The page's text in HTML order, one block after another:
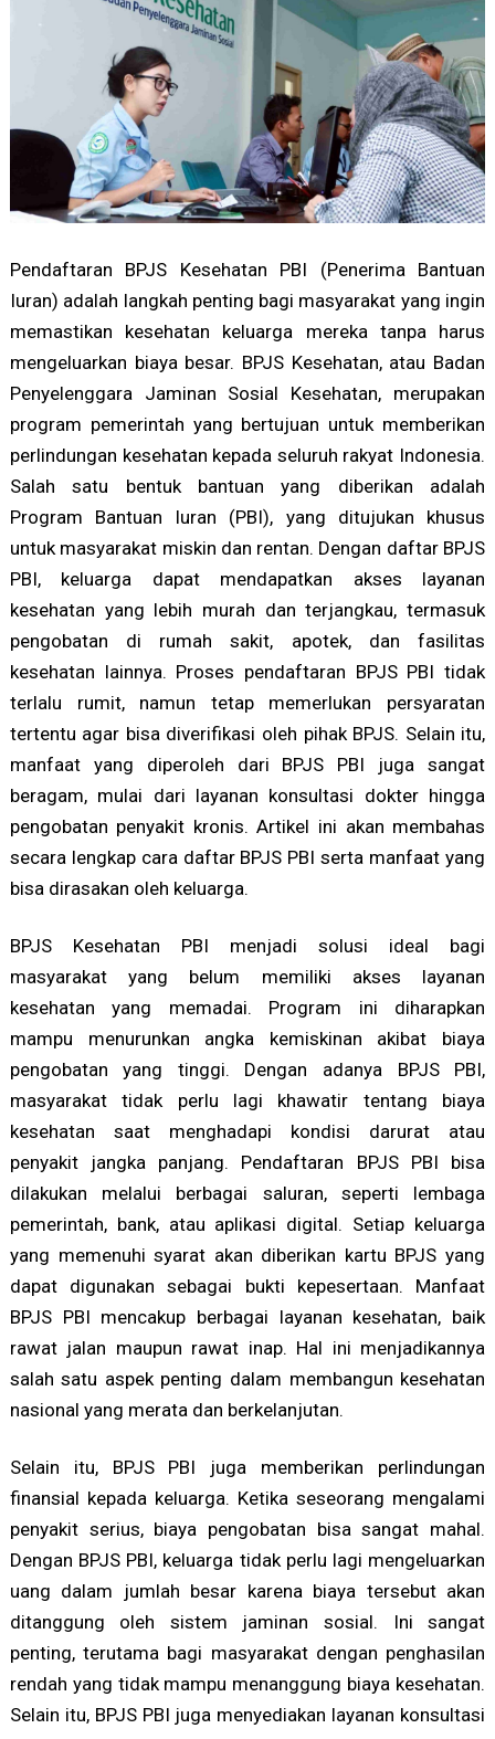
Pendaftaran BPJS Kesehatan PBI (Penerima Bantuan
Iuran) adalah langkah penting bagi masyarakat yang ingin
memastikan kesehatan keluarga mereka tanpa harus
mengeluarkan biaya besar. BPJS Kesehatan, atau Badan
Penyelenggara Jaminan Sosial Kesehatan, merupakan
program pemerintah yang bertujuan untuk memberikan
perlindungan kesehatan kepada seluruh rakyat Indonesia.
Salah satu bentuk bantuan yang diberikan adalah
Program Bantuan Iuran (PBI), yang ditujukan khusus
untuk masyarakat miskin dan rentan. Dengan daftar BPJS
PBI, keluarga dapat mendapatkan akses layanan
kesehatan yang lebih murah dan terjangkau, termasuk
pengobatan di rumah sakit, apotek, dan fasilitas
kesehatan lainnya. Proses pendaftaran BPJS PBI tidak
terlalu rumit, namun tetap memerlukan persyaratan
tertentu agar bisa diverifikasi oleh pihak BPJS. Selain itu,
manfaat yang diperoleh dari BPJS PBI juga sangat
beragam, mulai dari layanan konsultasi dokter hingga
pengobatan penyakit kronis. Artikel ini akan membahas
secara lengkap cara daftar BPJS PBI serta manfaat yang
bisa dirasakan oleh keluarga.
BPJS Kesehatan PBI menjadi solusi ideal bagi
masyarakat yang belum memiliki akses layanan
kesehatan yang memadai. Program ini diharapkan
mampu menurunkan angka kemiskinan akibat biaya
pengobatan yang tinggi. Dengan adanya BPJS PBI,
masyarakat tidak perlu lagi khawatir tentang biaya
kesehatan saat menghadapi kondisi darurat atau
penyakit jangka panjang. Pendaftaran BPJS PBI bisa
dilakukan melalui berbagai saluran, seperti lembaga
pemerintah, bank, atau aplikasi digital. Setiap keluarga
yang memenuhi syarat akan diberikan kartu BPJS yang
dapat digunakan sebagai bukti kepesertaan. Manfaat
BPJS PBI mencakup berbagai layanan kesehatan, baik
rawat jalan maupun rawat inap. Hal ini menjadikannya
salah satu aspek penting dalam membangun kesehatan
nasional yang merata dan berkelanjutan.
Selain itu, BPJS PBI juga memberikan perlindungan
finansial kepada keluarga. Ketika seseorang mengalami
penyakit serius, biaya pengobatan bisa sangat mahal.
Dengan BPJS PBI, keluarga tidak perlu lagi mengeluarkan
uang dalam jumlah besar karena biaya tersebut akan
ditanggung oleh sistem jaminan sosial. Ini sangat
penting, terutama bagi masyarakat dengan penghasilan
rendah yang tidak mampu menanggung biaya kesehatan.
Selain itu, BPJS PBI juga menyediakan layanan konsultasi